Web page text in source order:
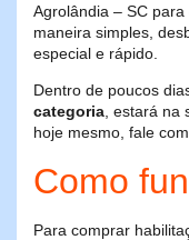
Agrolândia – SC
maneira simples,
especial e rápido.
Dentro de poucos
categoria, estará na
hoje mesmo, fale
Como
Para comprar